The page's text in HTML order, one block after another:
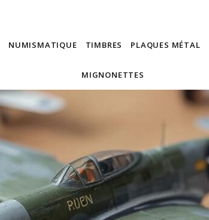
NUMISMATIQUE TIMBRES PLAQUES MÉTAL
MIGNONETTES